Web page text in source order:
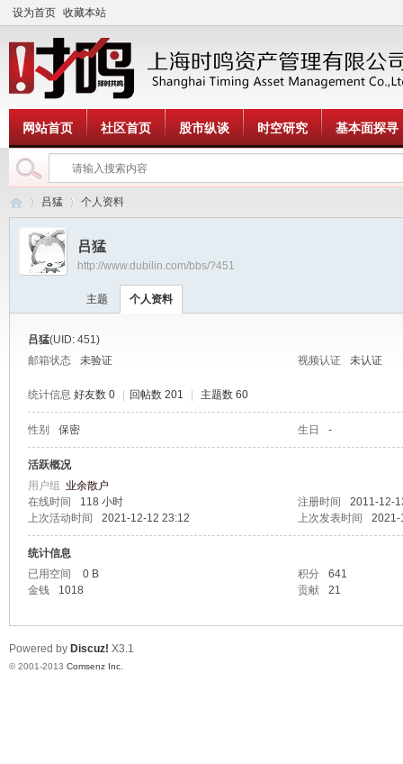
设为首页 收藏本站
网站首页 社区首页 股市纵谈 时空研究 基本面探寻
›
吕猛
›
个人资料
吕猛
http://www.dubilin.com/bbs/?451
主题 个人资料
吕猛(UID: 451)
邮箱状态
未验证 视频认证 未认证
统计信息 好友数 0 回帖数 201 主题数 60
性别 保密 生日 -
活跃概况
用户组 业余散户
在线时间
118 小时 注册时间
2011-12-
上次活动时间
2021-12-12 23:12 上次发表时间 2021-
统计信息
已用空间
0 B 积分
641
金钱
1018 贡献 21
Powered by Discuz! X3.1
© 2001-2013 Comsenz Inc.